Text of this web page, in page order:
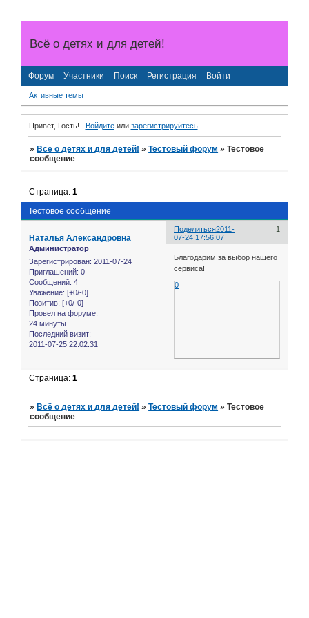
Всё о детях и для детей!
Форум Участники Поиск Регистрация Войти
Активные темы
Привет, Гость! Войдитеили зарегистрируйтесь.
»Всё о детях и для детей! »Тестовый форум »Тестовое
сообщение
Тестовое сообщение
Страница:1
Поделиться 1
2011-
07-24 17:56:07
Наталья Александровна
Администратор
Зарегистрирован: 2011-07-24
Приглашений: 0
Сообщений: 4
Уважение: [+0/-0]
Позитив: [+0/-0]
Провел на форуме:
24 минуты
Последний визит:
2011-07-25 22:02:31
Благодарим за выбор нашего
сервиса!
0
Страница:1
»Всё о детях и для детей! »Тестовый форум »Тестовое
сообщение